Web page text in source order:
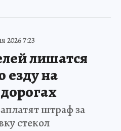
2026 7:23
лишатся
езду на
штраф за
стекол